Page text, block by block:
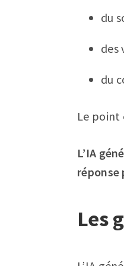
du
des
du
Le point
L’IA
réponse
Les